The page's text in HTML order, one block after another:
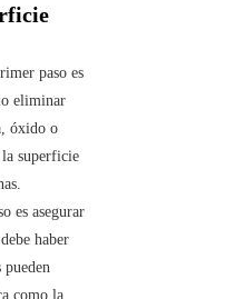
paso es
eliminar
óxido o
superficie
es asegurar
haber
pueden
como la